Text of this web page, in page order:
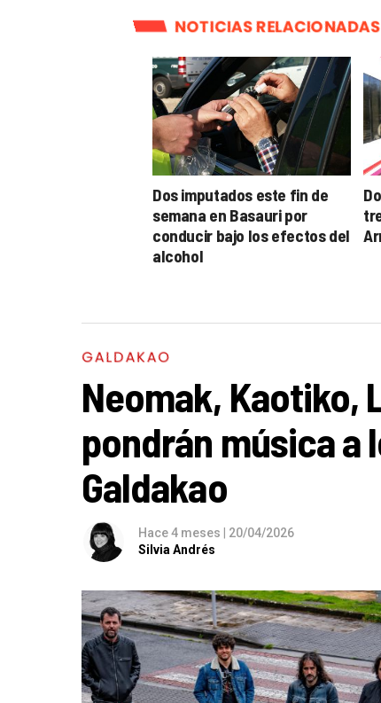
NOTICIAS RELACIONADAS
Dos imputados este fin de
semana en Basauri por
conducir bajo los efectos del
alcohol
GALDAKAO
Neomak, Kaotiko,
pondrán música a
Galdakao
Hace 4 meses | 20/04/2026
Silvia Andrés